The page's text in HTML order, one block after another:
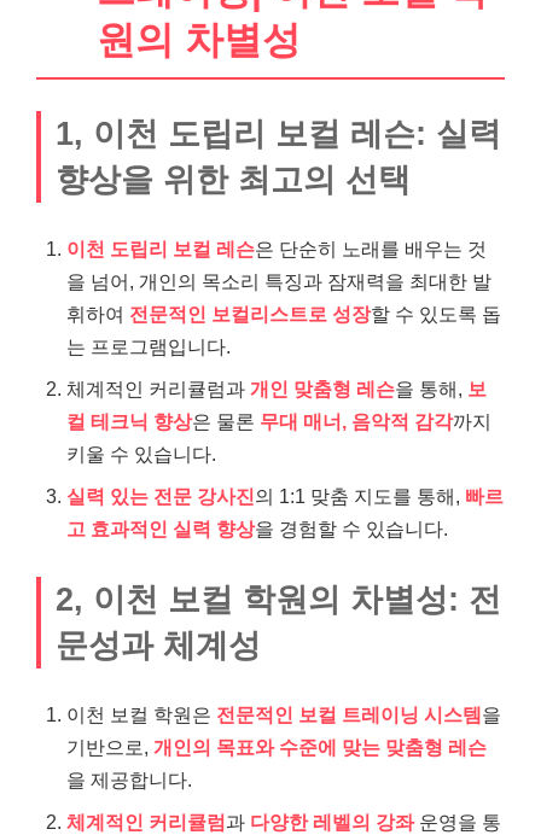
원의 차별성
1, 이천 도립리 보컬 레슨: 실력
향상을 위한 최고의 선택
이천 도립리 보컬 레슨은 단순히 노래를 배우는 것
을 넘어, 개인의 목소리 특징과 잠재력을 최대한 발
휘하여 전문적인 보컬리스트로 성장할 수 있도록 돕
는 프로그램입니다.
체계적인 커리큘럼과 개인 맞춤형 레슨을 통해, 보
컬 테크닉 향상은 물론 무대 매너, 음악적 감각까지
키울 수 있습니다.
실력 있는 전문 강사진의 1:1 맞춤 지도를 통해, 빠르
고 효과적인 실력 향상을 경험할 수 있습니다.
2, 이천 보컬 학원의 차별성: 전
문성과 체계성
이천 보컬 학원은 전문적인 보컬 트레이닝 시스템 을
기반으로, 개인의 목표와 수준에 맞는 맞춤형 레슨
을 제공합니다.
체계적인 커리큘럼 과 다양한 레벨의 강좌운영을 통